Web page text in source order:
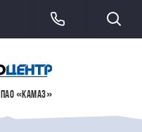
«КАМАЗ»